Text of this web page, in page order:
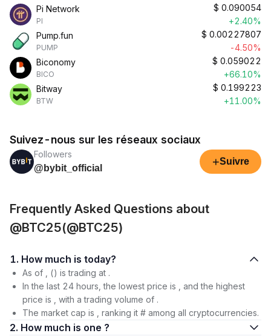
Pi Network
PI
$ 0.090054
+2.40%
Pump.fun
PUMP
$ 0.00227807
-4.50%
Biconomy
BICO
$ 0.059022
+66.10%
Bitway
BTW
$ 0.199223
+11.00%
Suivez-nous sur les réseaux sociaux
Followers
@bybit_official
+Suivre
Frequently Asked Questions about
@BTC25(@BTC25)
1. How much is today?
As of , () is trading at .
In the last 24 hours, the lowest price is , and the highest
price is , with a trading volume of .
The market cap is , ranking it # among all cryptocurrencies.
2. How much is one ?